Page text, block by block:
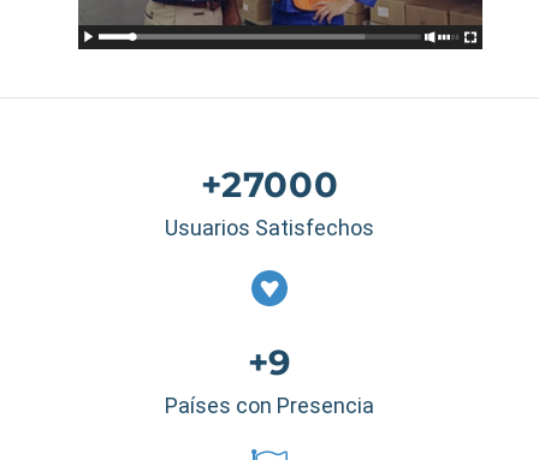
+27000
Usuarios Satisfechos
+9
Países con Presencia